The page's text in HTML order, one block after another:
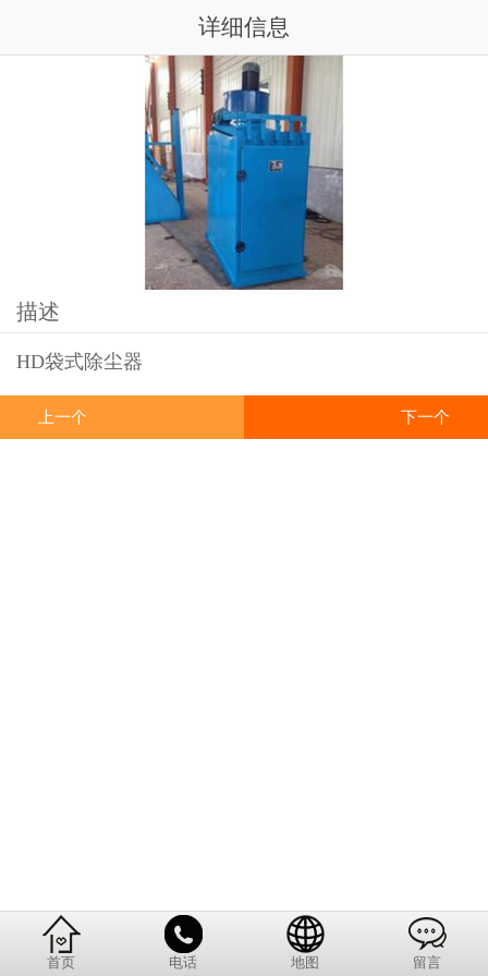
详细信息
描述
HD袋式除尘器
上一个 下一个
首页 电话 地图 留言